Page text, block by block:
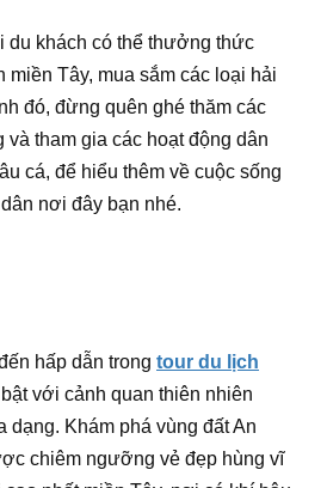
du khách có thể thưởng thức
miền Tây, mua sắm các loại hải
đó, đừng quên ghé thăm các
và tham gia các hoạt động dân
cá, để hiểu thêm về cuộc sống
nơi đây bạn nhé.
hấp dẫn trong tour du lịch
với cảnh quan thiên nhiên
dạng. Khám phá vùng đất An
chiêm ngưỡng vẻ đẹp hùng vĩ